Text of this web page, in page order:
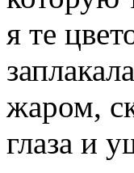
я те
жаром,
глаза и